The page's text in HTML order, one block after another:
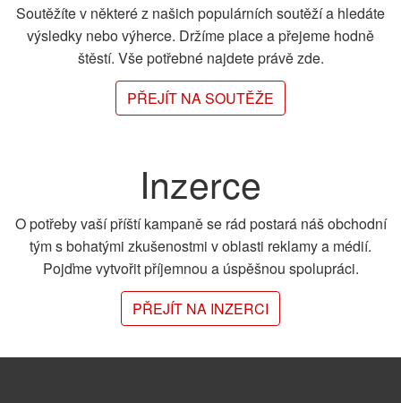
Soutěžíte v některé z našich populárních soutěží a hledáte
výsledky nebo výherce. Držíme place a přejeme hodně
štěstí. Vše potřebné najdete právě zde.
PŘEJÍT NA SOUTĚŽE
Inzerce
O potřeby vaší příští kampaně se rád postará náš obchodní
tým s bohatými zkušenostmi v oblasti reklamy a médií.
Pojďme vytvořit příjemnou a úspěšnou spolupráci.
PŘEJÍT NA INZERCI